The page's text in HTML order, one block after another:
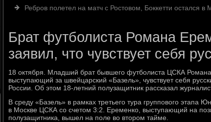
Ребров полетел на матч с Ростовом, Боккетти остался в
Брат футболиста Романа
заявил, что чувствует себя
18 октября. Младший брат бывшего футболиста ЦСКА
выступающий за швейцарский «Базель», чувствует себя
России. Об этом 18-летний полузащитник рассказал
В среду «Базель» в рамках третьего тура группового этапа
в Москве ЦСКА со счетом 3:2. Еременко, выступающий на
полузащитника, вышел на поле во втором тайме.